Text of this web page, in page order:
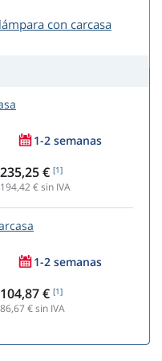
con carcasa
1-2 semanas
235,25 € [1]
194,42€ sin IVA
1-2 semanas
104,87 € [1]
86,67 € sin IVA